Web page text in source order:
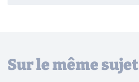
Sur le même sujet